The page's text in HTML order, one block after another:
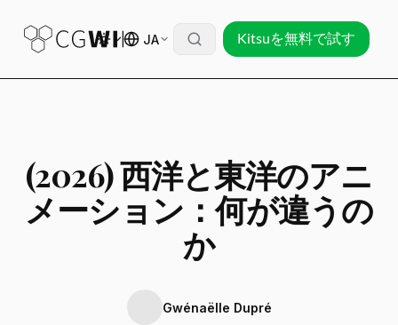
JA Kitsuを無料で試す
(2026) 西洋と東洋のアニ
メーション：何が違うの
か
Gwénaëlle Dupré